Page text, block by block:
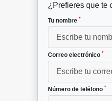
¿Prefieres que te
Tu nombre *
Correo electrónico *
Número de teléfono *